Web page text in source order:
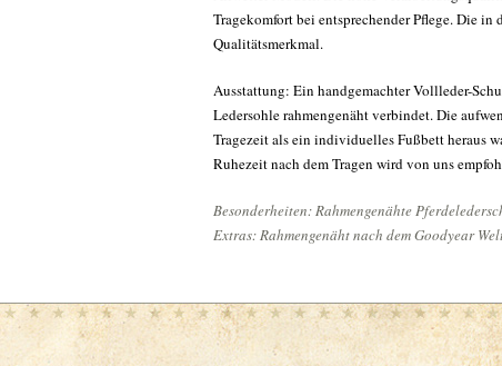
Tragekomfort bei entsprechender Pflege. Die
Qualitätsmerkmal.
Ausstattung: Ein handgemachter Vollleder-
Ledersohle rahmengenäht verbindet. Die
Tragezeit als ein individuelles Fußbett heraus
Ruhezeit nach dem Tragen wird von uns
Besonderheiten:Rahmengenähte
Extras: Rahmengenäht nach dem Goodyear